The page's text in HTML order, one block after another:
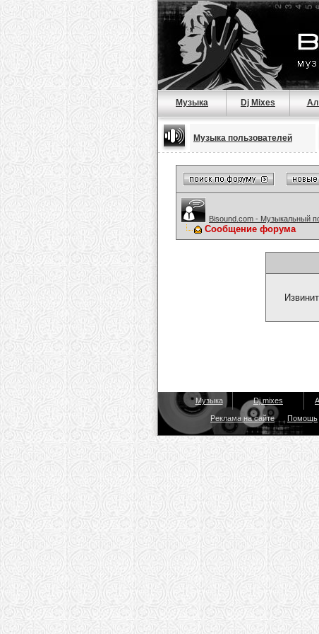
Музыка Dj Mixes
Музыка пользователей
Bisound.com - Музыкальный
Сообщение форума
Музыка Dj mixes
Реклама на сайте Помощь